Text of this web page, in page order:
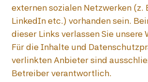
externen sozialen Netzwerken (z.
LinkedIn etc.) vorhanden sein.
dieser Links verlassen Sie unsere
Für die Inhalte und
verlinkten Anbieter sind
Betreiber verantwortlich.